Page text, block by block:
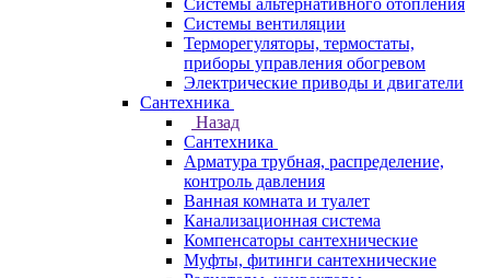
Системы альтернативного отопления
Системы вентиляции
Терморегуляторы, термостаты,
приборы управления обогревом
Электрические приводы и двигатели
Сантехника
Назад
Сантехника
Арматура трубная, распределение,
контроль давления
Ванная комната и туалет
Канализационная система
Компенсаторы сантехнические
Муфты, фитинги сантехнические